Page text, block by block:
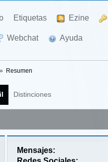
Etiquetas Ezine
Webchat Ayuda
» Resumen
Distinciones
Mensajes: